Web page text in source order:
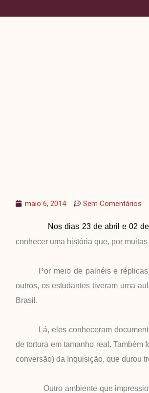
maio 6, 2014 Sem Comentários
Nos dias 23 de abril e 02
conhecer uma história que, por
Por meio de painéis e
outros, os estudantes tiveram uma
Brasil.
Lá, eles conheceram
de tortura em tamanho real. Também
conversão) da Inquisição, que durou
Outro ambiente que impressionou